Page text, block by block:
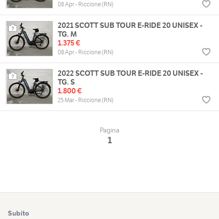
08 Apr - Riccione (RN)
7
2021 SCOTT SUB TOUR E-RIDE 20 UNISEX -
TG. M
1.375 €
08 Apr - Riccione (RN)
7
2022 SCOTT SUB TOUR E-RIDE 20 UNISEX -
TG. S
1.800 €
25 Mar - Riccione (RN)
Pagina
1
Subito